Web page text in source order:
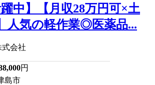
躍中】【月収28万円可×土
人気の軽作業◎医薬品...
会社
円
島市